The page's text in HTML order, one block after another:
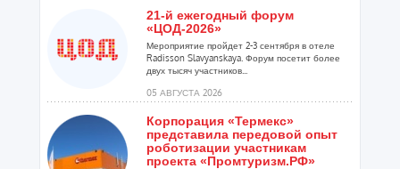
21-й ежегодный форум
«ЦОД-2026»
Мероприятие пройдет 2-3 сентября в отеле
Radisson Slavyanskaya. Форум посетит более
двух тысяч участников...
05 АВГУСТА 2026
Корпорация «Термекс»
представила передовой опыт
роботизации участникам
проекта «Промтуризм.РФ»